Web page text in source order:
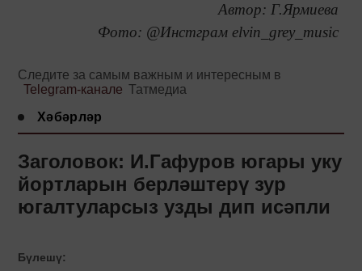
Автор: Г.Ярмиева
Фото: @Инстграм elvin_grey_musiс
Следите за самым важным и интересным в
Telegram-канале Татмедиа
Хәбәрләр
Заголовок: И.Гафуров югары уку
йортларын берләштерү зур
югалтуларсыз узды дип исәпли
Бүлешү: